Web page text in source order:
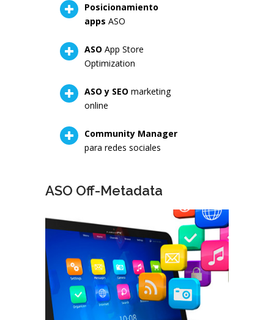
Posicionamiento
apps ASO
ASO App Store
Optimization
ASO y SEO marketing
online
Community Manager
para redes sociales
ASO Off-Metadata